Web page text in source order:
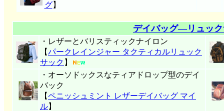
グ】
デイバッグ―リュッ
・レザーとバリスティックナイロン
【パークレインジャー タクティカルリュック
サック 】
・オーソドックスなティアドロップ型のデイ
バック
【ペニッシュミント レザーデイバッグ マイ
ル】